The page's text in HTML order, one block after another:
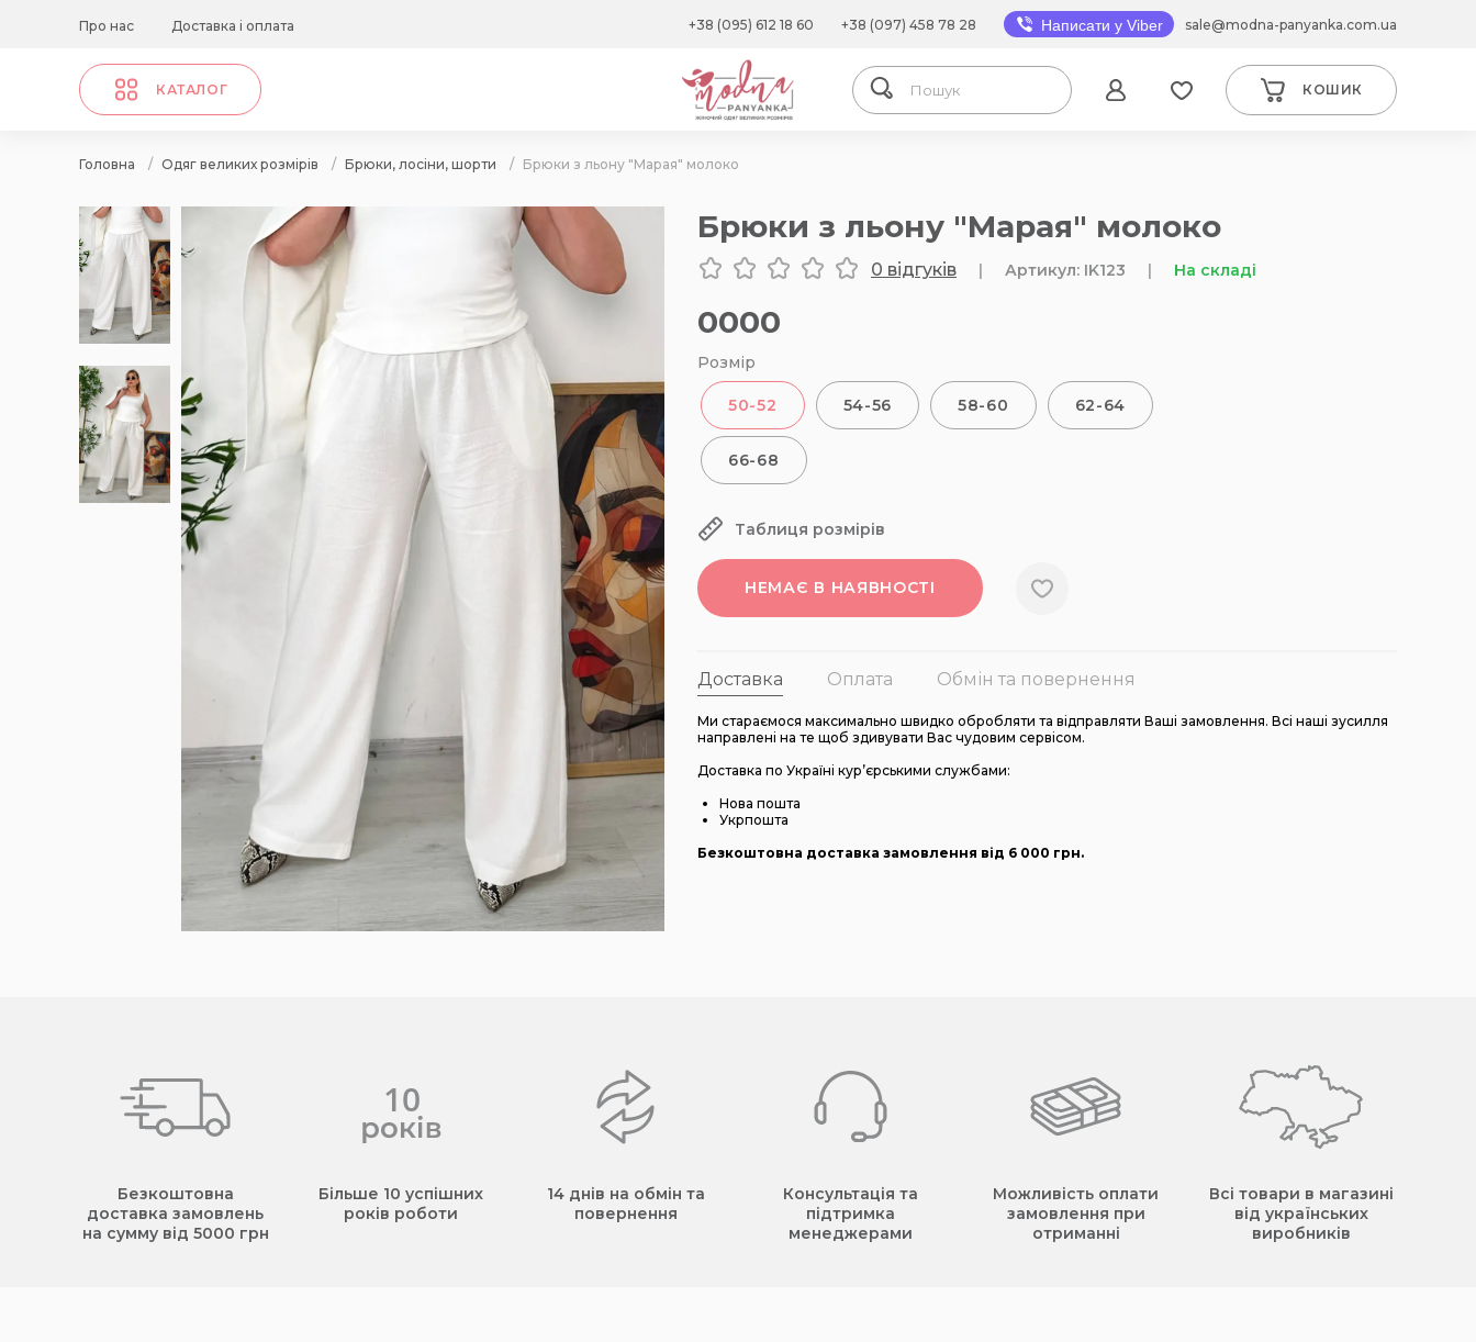
Про нас Доставка і оплата +38 (095) 612 18 60 +38 (097) 458 78 28 Написати у Viber sale@modna-panyanka.com.ua
КАТАЛОГ КОШИК
Головна / Одяг великих розмірів / Брюки, лосіни, шорти / Брюки з льону "Марая" молоко
Брюки з льону "Марая" молоко
0 відгуків | Артикул: IK123 | На складі
0000
Розмір
50-52 54-56 58-60 62-64
66-68
Таблиця розмірів
НЕМАЄ В НАЯВНОСТІ
Доставка Оплата Обмін та повернення
Ми стараємося максимально швидко обробляти та відправляти Ваші замовлення. Всі наші зусилля
направлені на те щоб здивувати Вас чудовим сервісом.
Доставка по Україні кур’єрськими службами:
Нова пошта
Укрпошта
Безкоштовна доставка замовлення від 6 000 грн.
Безкоштовна
доставка замовлень
на сумму від 5000 грн
Більше 10 успішних
років роботи
14 днів на обмін та
повернення
Консультація та
підтримка
менеджерами
Можливість оплати
замовлення при
отриманні
Всі товари в магазині
від українських
виробників